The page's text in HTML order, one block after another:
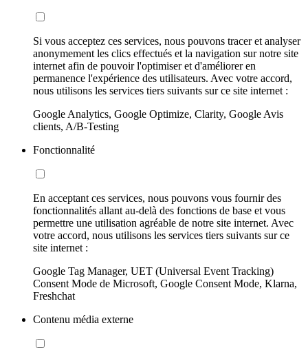
Si vous acceptez ces services, nous pouvons tracer et analyser
anonymement les clics effectués et la navigation sur notre site
internet afin de pouvoir l'optimiser et d'améliorer en
permanence l'expérience des utilisateurs. Avec votre accord,
nous utilisons les services tiers suivants sur ce site internet :
Google Analytics, Google Optimize, Clarity, Google Avis
clients, A/B-Testing
Fonctionnalité
En acceptant ces services, nous pouvons vous fournir des
fonctionnalités allant au-delà des fonctions de base et vous
permettre une utilisation agréable de notre site internet. Avec
votre accord, nous utilisons les services tiers suivants sur ce
site internet :
Google Tag Manager, UET (Universal Event Tracking)
Consent Mode de Microsoft, Google Consent Mode, Klarna,
Freshchat
Contenu média externe